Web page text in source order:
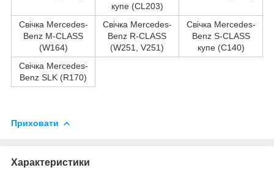
купе (CL203)
Свічка Mercedes-
Benz M-CLASS
(W164)
Свічка Mercedes-
Benz R-CLASS
(W251, V251)
Свічка Mercedes-
Benz S-CLASS
купе (C140)
Свічка Mercedes-
Benz SLK (R170)
Приховати
Характеристики